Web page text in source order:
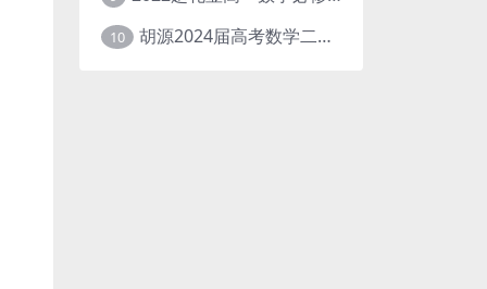
10 胡源2024届高考数学二轮寒假春季精讲 百度网盘分享